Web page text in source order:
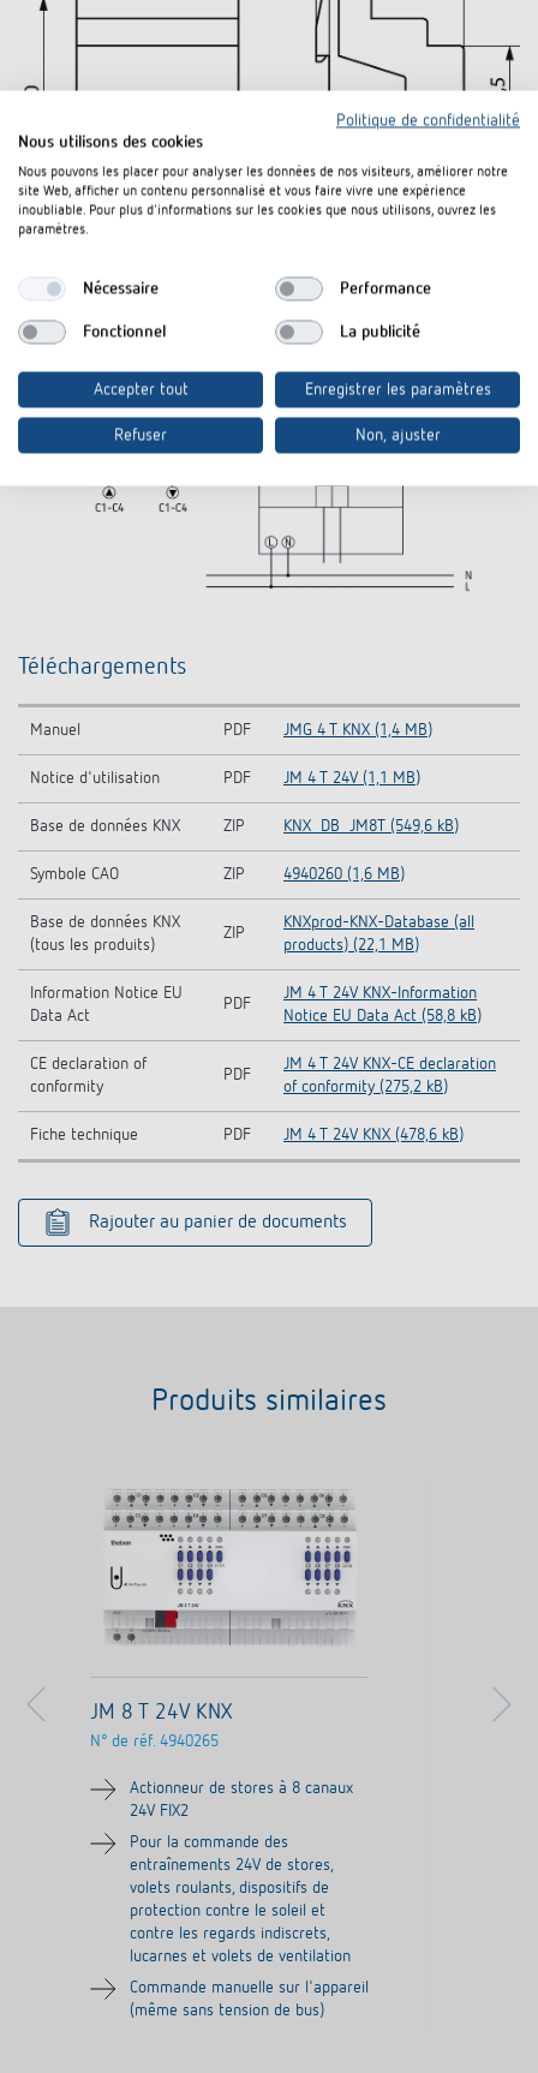
Téléchargements
Manuel PDF JMG 4 T KNX (1,4 MB)
Notice d'utilisation PDF JM 4 T 24V (1,1 MB)
Base de données KNX ZIP KNX_DB_JM8T (549,6 kB)
Symbole CAO ZIP 4940260 (1,6 MB)
Base de données KNX
(tous les produits)
ZIP
KNXprod-KNX-Database (all
products) (22,1 MB)
Information Notice EU
Data Act
PDF
JM 4 T 24V KNX-Information
Notice EU Data Act (58,8 kB)
CE declaration of
conformity
PDF
JM 4 T 24V KNX-CE declaration
of conformity (275,2 kB)
Fiche technique PDF JM 4 T 24V KNX (478,6 kB)
Rajouter au panier de documents
Produits similaires
JM 8 T 24V KNX
N° de réf. 4940265
Actionneur de stores à 8 canaux
24V FIX2
Pour la commande des
entraînements 24V de stores,
volets roulants, dispositifs de
protection contre le soleil et
contre les regards indiscrets,
lucarnes et volets de ventilation
Commande manuelle sur l'appareil
(même sans tension de bus)
Politique de confidentialité
Nous utilisons des cookies
Nous pouvons les placer pour analyser les données de nos visiteurs, améliorer notre
site Web, afficher un contenu personnalisé et vous faire vivre une expérience
inoubliable. Pour plus d'informations sur les cookies que nous utilisons, ouvrez les
paramètres.
Nécessaire Performance
Fonctionnel La publicité
Accepter tout Enregistrer les paramètres
Refuser Non, ajuster